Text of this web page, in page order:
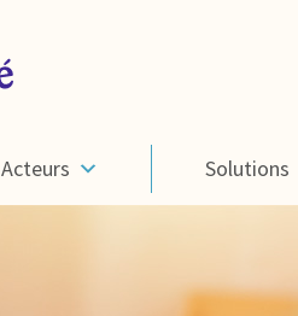
Acteurs Solutions